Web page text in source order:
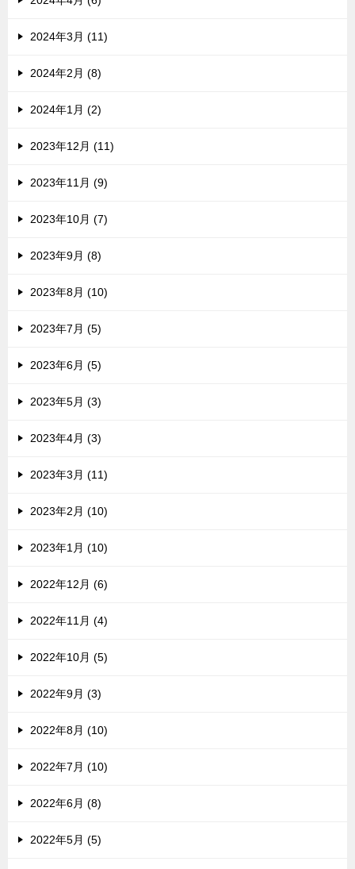
2024年3月 (11)
2024年2月 (8)
2024年1月 (2)
2023年12月 (11)
2023年11月 (9)
2023年10月 (7)
2023年9月 (8)
2023年8月 (10)
2023年7月 (5)
2023年6月 (5)
2023年5月 (3)
2023年4月 (3)
2023年3月 (11)
2023年2月 (10)
2023年1月 (10)
2022年12月 (6)
2022年11月 (4)
2022年10月 (5)
2022年9月 (3)
2022年8月 (10)
2022年7月 (10)
2022年6月 (8)
2022年5月 (5)